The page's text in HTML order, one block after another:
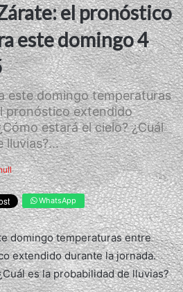
el pronóstico
este domingo 4
este domingo temperaturas
pronóstico extendido
estará el cielo? ¿Cuál
lluvias?...
WhatsApp
domingo temperaturas entre
extendido durante la jornada.
es la probabilidad de lluvias?